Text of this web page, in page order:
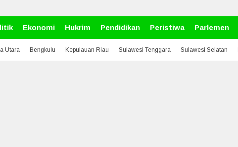
Ekonomi Hukrim Pendidikan Peristiwa Parlemen
Utara Bengkulu Kepulauan Riau Sulawesi Tenggara Sulawesi Selatan